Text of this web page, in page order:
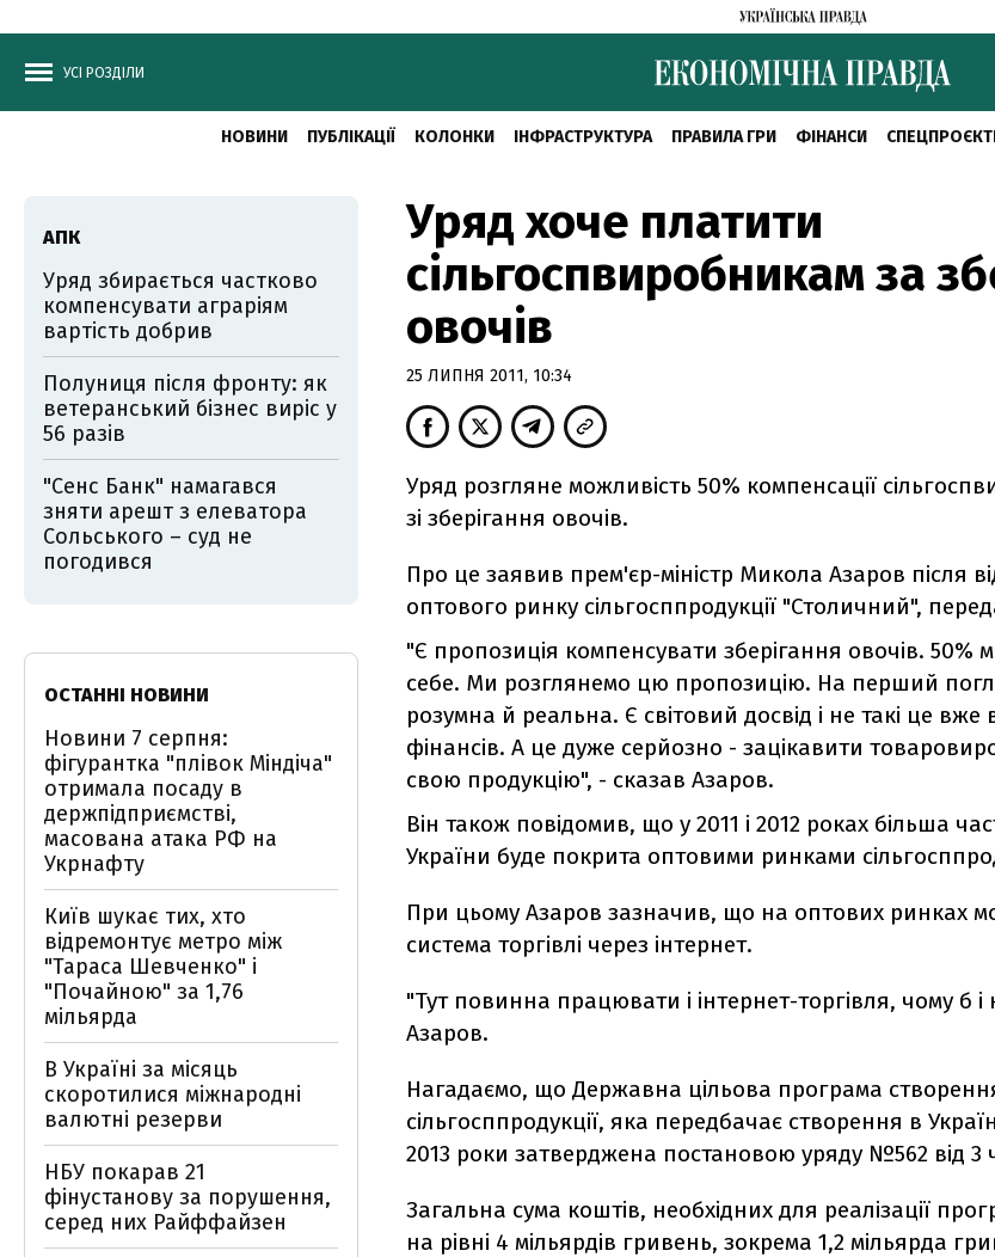
УСІ РОЗДІЛИ
НОВИНИ ПУБЛІКАЦІЇ КОЛОНКИ ІНФРАСТРУКТУРА ПРАВИЛА ГРИ ФІНАНСИ
Уряд хоче платити
сільгоспвиробникам за
овочів
25 ЛИПНЯ 2011, 10:34
Уряд розгляне можливість 50% компенсації
зі зберігання овочів.
Про це заявив прем'єр-міністр Микола Азаров після
оптового ринку сільгосппродукції "Столичний",
"Є пропозиція компенсувати зберігання овочів.
себе. Ми розглянемо цю пропозицію. На перший
розумна й реальна. Є світовий досвід і не такі це вже
фінансів. А це дуже серйозно - зацікавити
свою продукцію", - сказав Азаров.
Він також повідомив, що у 2011 і 2012 роках більша
України буде покрита оптовими ринками
При цьому Азаров зазначив, що на оптових ринках
система торгівлі через інтернет.
"Тут повинна працювати і інтернет-торгівля, чому б і
Азаров.
Нагадаємо, що Державна цільова програма
сільгосппродукції, яка передбачає створення в
2013 роки затверджена постановою уряду №562 від 3
Загальна сума коштів, необхідних для реалізації
на рівні 4 мільярдів гривень, зокрема 1,2 мільярда
АПК
Уряд збирається частково
компенсувати аграріям
вартість добрив
Полуниця після фронту: як
ветеранський бізнес виріс у
56 разів
"Сенс Банк" намагався
зняти арешт з елеватора
Сольського – суд не
погодився
ОСТАННІ НОВИНИ
Новини 7 серпня:
фігурантка "плівок Міндіча"
отримала посаду в
держпідприємстві,
масована атака РФ на
Укрнафту
Київ шукає тих, хто
відремонтує метро між
"Тараса Шевченко" і
"Почайною" за 1,76
мільярда
В Україні за місяць
скоротилися міжнародні
валютні резерви
НБУ покарав 21
фінустанову за порушення,
серед них Райффайзен